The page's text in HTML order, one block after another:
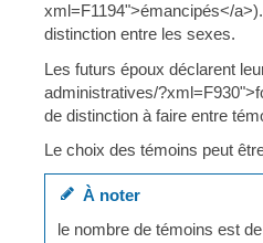
xml=F1194">émancipés</
distinction entre les sexes.
Les futurs époux déclarent
administratives/
de distinction à faire entre
Le choix des témoins peut
À noter
le nombre de témoins est